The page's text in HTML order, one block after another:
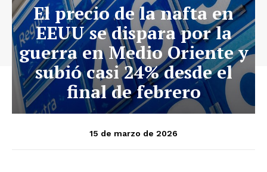
El precio de la nafta en
EEUU se dispara por la
guerra en Medio Oriente y
subió casi 24% desde el
final de febrero
15 de marzo de 2026